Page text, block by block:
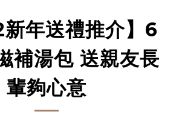
新年送禮推介】6
補湯包 送親友長
輩夠心意